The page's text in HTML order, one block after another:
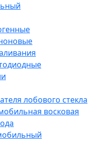
лобового стекла
восковая